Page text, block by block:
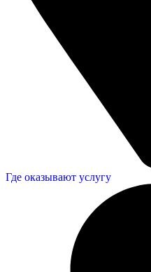
Где оказывают услугу